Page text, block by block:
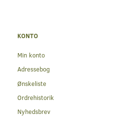
KONTO
Min konto
Adressebog
Ønskeliste
Ordrehistorik
Nyhedsbrev